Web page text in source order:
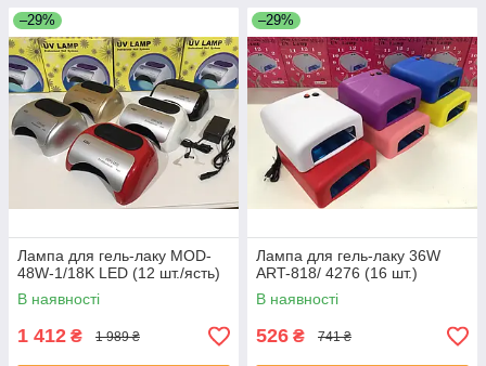
–29%
Лампа для гель-лаку MOD-
48W-1/18K LED (12 шт./ясть)
В наявності
1 412 ₴ 1 989 ₴
–29%
Лампа для гель-лаку 36W
ART-818/ 4276 (16 шт.)
В наявності
526 ₴ 741 ₴